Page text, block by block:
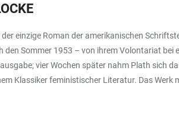
der einzige Roman der amerikanischen
den Sommer 1953 – von ihrem Volontariat bei
vier Wochen später nahm Plath sich
Klassiker feministischer Literatur. Das Werk